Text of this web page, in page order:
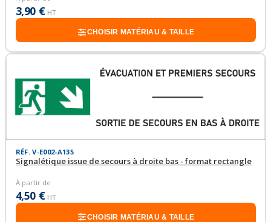
3,90 € HT
CHOISIR MATÉRIAU & TAILLE
RÉF. V-E002-A135
Signalétique issue de secours à droite bas - format rectangle
À partir de
4,50 € HT
CHOISIR MATÉRIAU & TAILLE